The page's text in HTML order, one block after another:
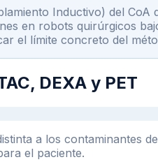
Inductivo) del
en robots quirúrgicos
el límite concreto del
DEXA y PET
a los
el paciente.